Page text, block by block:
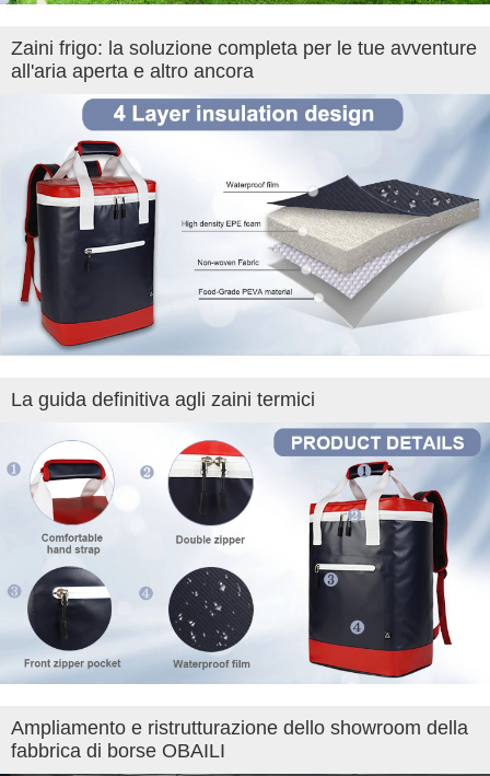
Zaini frigo: la soluzione completa per le tue avventure
all'aria aperta e altro ancora
La guida definitiva agli zaini termici
Ampliamento e ristrutturazione dello showroom della
fabbrica di borse OBAILI